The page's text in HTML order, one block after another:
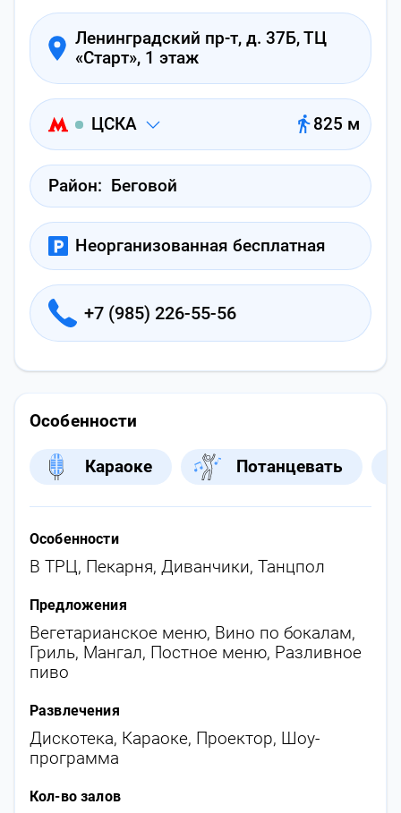
Ленинградский пр-т, д. 37Б, ТЦ
«Старт», 1 этаж
ЦСКА 825 м
Район: Беговой
Неорганизованная бесплатная
+7 (985) 226-55-56
Особенности
Караоке Потанцевать
Особенности
В ТРЦ, Пекарня, Диванчики, Танцпол
Предложения
Вегетарианское меню, Вино по бокалам,
Гриль, Мангал, Постное меню, Разливное
пиво
Развлечения
Дискотека, Караоке, Проектор, Шоу-
программа
Кол-во залов